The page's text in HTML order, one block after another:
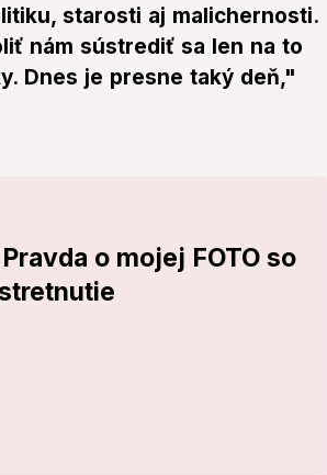
starosti aj malichernosti.
nám sústrediť sa len na to
Dnes je presne taký deň,"
o mojej FOTO so